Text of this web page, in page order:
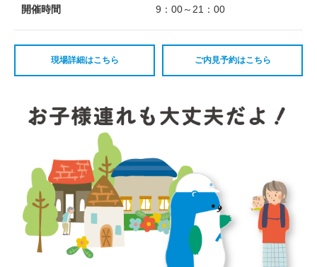
開催時間 9：00～21：00
現場詳細はこちら ご内見予約はこちら